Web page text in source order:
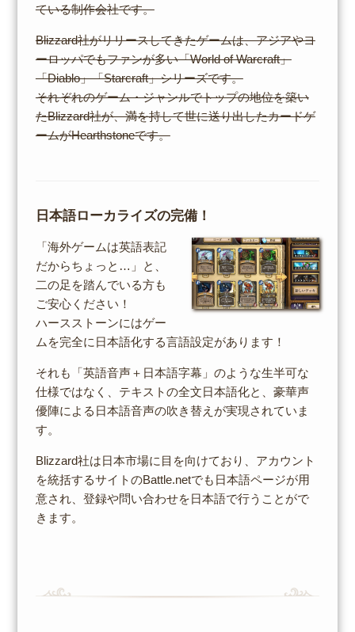
ている制作会社です。
Blizzard社がリリースしてきたゲームは、アジアやヨ
ーロッパでもファンが多い「World of Warcraft」
「Diablo」「Starcraft」シリーズです。
それぞれのゲーム・ジャンルでトップの地位を築い
たBlizzard社が、満を持して世に送り出したカードゲ
ームがHearthstoneです。
日本語ローカライズの完備！
「海外ゲームは英語表記
だからちょっと…」と、
二の足を踏んでいる方も
ご安心ください！
ハースストーンにはゲー
ムを完全に日本語化する言語設定があります！
それも「英語音声＋日本語字幕」のような生半可な
仕様ではなく、テキストの全文日本語化と、豪華声
優陣による日本語音声の吹き替えが実現されていま
す。
Blizzard社は日本市場に目を向けており、アカウント
を統括するサイトのBattle.netでも日本語ページが用
意され、登録や問い合わせを日本語で行うことがで
きます。